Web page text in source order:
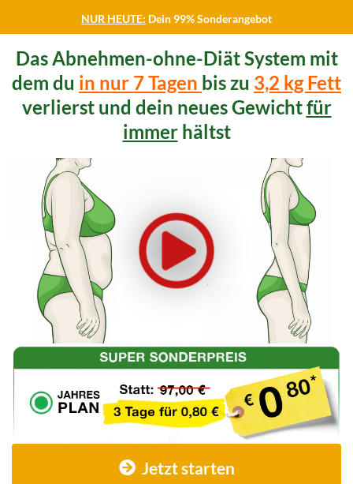
NUR HEUTE: Dein 99% Sonderangebot
Das Abnehmen-ohne-Diät System mit
dem du in nur 7 Tagen bis zu 3,2 kg Fett
verlierst und dein neues Gewichtfür
immerhältst
Jetzt starten